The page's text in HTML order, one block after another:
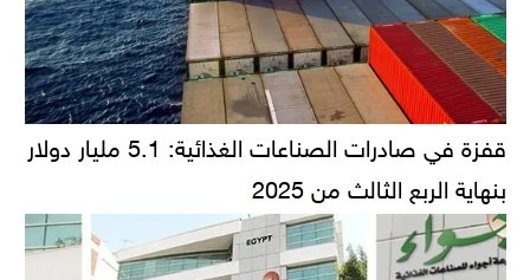
قفزة في صادرات الصناعات الغذائية: 5.1 مليار دولار
بنهاية الربع الثالث من 2025